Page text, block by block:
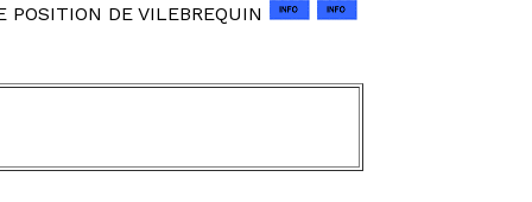
DE VILEBREQUIN